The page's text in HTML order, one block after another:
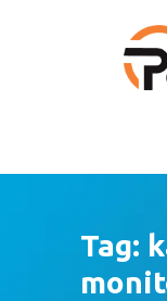
Tag: